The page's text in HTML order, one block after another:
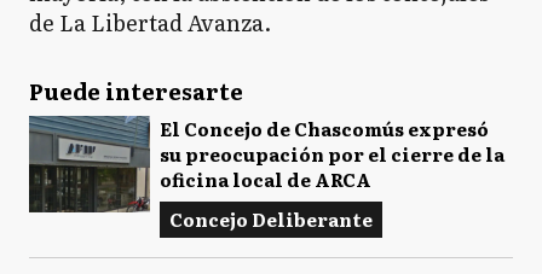
de La Libertad Avanza.
Puede interesarte
El Concejo de Chascomús expresó
su preocupación por el cierre de la
oficina local de ARCA
Concejo Deliberante